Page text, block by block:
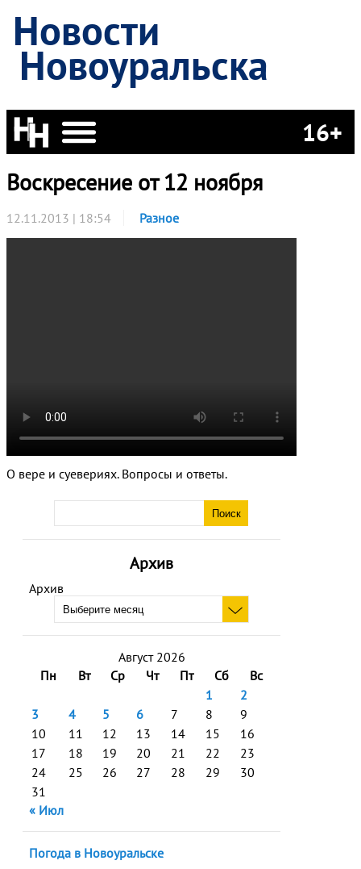
Новости
Новоуральска
16+
Архив
Архив
Август 2026
Пн
Вт Ср Чт Пт Сб
Вс
1
2
3
4 5 6 7 8
9
10
11 12 13 14 15
16
17
18 19 20 21 22
23
24
25 26 27 28 29
30
31
« Июл
Погода в Новоуральске
Воскресение от 12 ноября
12.11.2013 | 18:54 Разное
О вере и суевериях. Вопросы и ответы.